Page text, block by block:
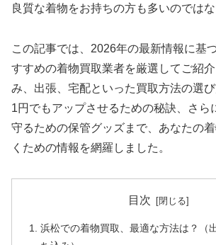
良質な着物をお持ちの方も多いのではな
この記事では、2026年の最新情報に基
すすめの着物買取業者を厳選してご紹
み、出張、宅配といった買取方法の選
1円でもアップさせるための秘訣、さら
守るための保管グッズまで、あなたの
くための情報を網羅しました。
目次
浜松での着物買取、最適な方法は？（